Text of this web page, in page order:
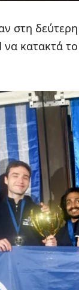
στη
να κατακτά το